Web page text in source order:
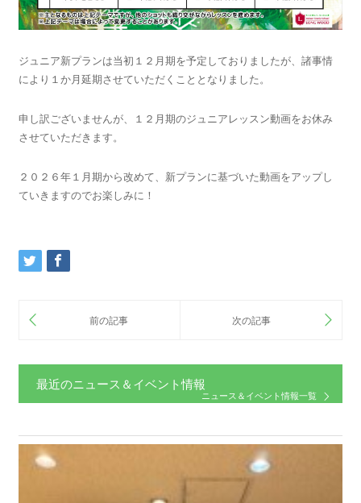
ジュニア新プランは当初１２月期を予定しておりましたが、諸事情
により１か月延期させていただくこととなりました。
申し訳ございませんが、１２月期のジュニアレッスン動画をお休み
させていただきます。
２０２６年１月期から改めて、新プランに基づいた動画をアップし
ていきますのでお楽しみに！
最近のニュース＆イベント情報
ニュース＆イベント情報一覧